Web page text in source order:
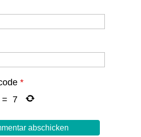
*
= 7